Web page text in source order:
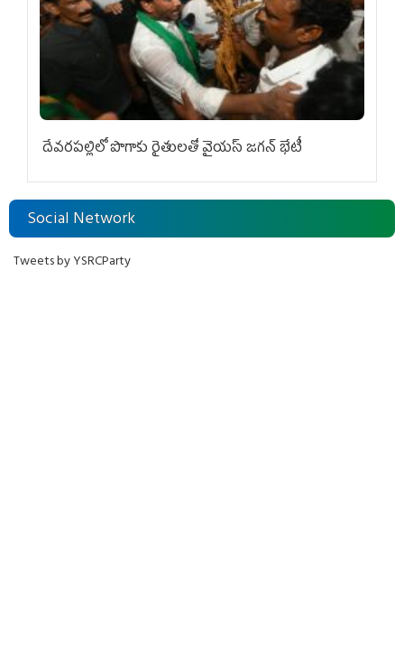
దేవరపల్లిలో పొగాకు రైతులతో వైయస్ జగన్ భేటీ
Social Network
Tweets by YSRCParty